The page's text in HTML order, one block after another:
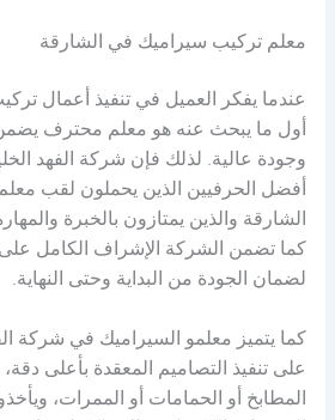
معلم تركيب سيراميك في الشارقة
عندما يفكر العميل في تنفيذ أعمال
أول ما يبحث عنه هو معلم محترف يضمن
وجودة عالية. لذلك فإن شركة الفهد
أفضل الحرفيين الذين يحملون لقب
الشارقة والذين يمتازون بالخبرة
كما تضمن الشركة الإشراف الكامل على
لضمان الجودة من البداية وحتى النهاية.
كما يتميز معلمو السيراميك في شركة
على تنفيذ التصاميم المعقدة بأعلى
المطابخ أو الحمامات أو الممرات،